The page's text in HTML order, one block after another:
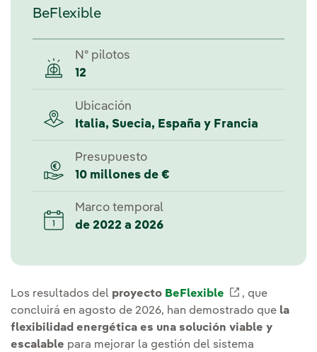
BeFlexible
Nº pilotos
12
Ubicación
Italia, Suecia, España y Francia
Presupuesto
10 millones de €
Marco temporal
de 2022 a 2026
Los resultados del proyecto BeFlexible Enlace
, que
concluirá en agosto de 2026, han demostrado que la
flexibilidad energética es una solución viable y
escalable para mejorar la gestión del sistema